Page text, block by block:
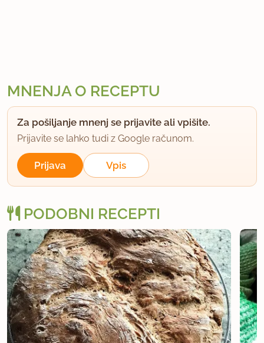
MNENJA O RECEPTU
Za pošiljanje mnenj se prijavite ali vpišite.
Prijavite se lahko tudi z Google računom.
Prijava Vpis
PODOBNI RECEPTI